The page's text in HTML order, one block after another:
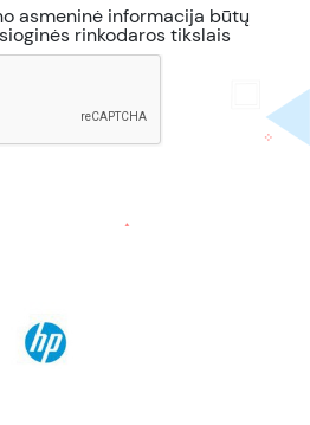
asmeninė informacija būtų
rinkodaros tikslais